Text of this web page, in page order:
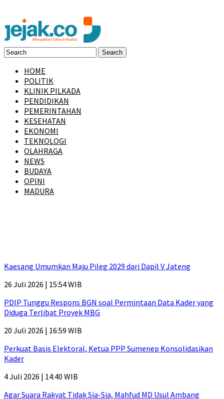
HOME
POLITIK
KLINIK PILKADA
PENDIDIKAN
PEMERINTAHAN
KESEHATAN
EKONOMI
TEKNOLOGI
OLAHRAGA
NEWS
BUDAYA
OPINI
MADURA
Kaesang Umumkan Maju Pileg 2029 dari Dapil V Jateng
26 Juli 2026 | 15:54 WIB
PDIP Tunggu Respons BGN soal Permintaan Data Kader yang
Diduga Terlibat Proyek MBG
20 Juli 2026 | 16:59 WIB
Perkuat Basis Elektoral, Ketua PPP Sumenep Konsolidasikan
Kader
4 Juli 2026 | 14:40 WIB
Agar Suara Rakyat Tidak Sia-Sia, Mahfud MD Usul Ambang